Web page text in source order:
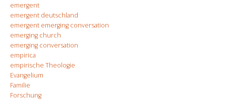
emergent
emergent deutschland
emergent emerging conversation
emerging church
emerging conversation
empirica
empirische Theologie
Evangelium
Familie
Forschung